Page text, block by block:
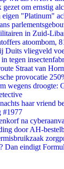
om ernstig
"Platinum"
in Zuid-
atoombom,
Duits vliegveld
tegen
Straat van
provocatie
wegens droogte:
haar vriend
#1977
na
door AH-
Dan eindigt